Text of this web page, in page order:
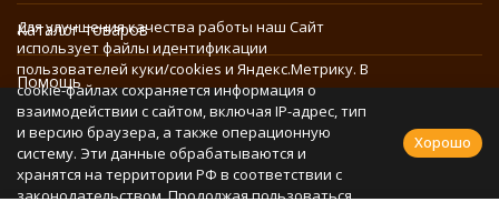
Каталог товаров
Помощь
Информация
Политика персональных данных
Для улучшения качества работы наш Сайт
использует файлы идентификации
пользователей куки/cookies и Яндекс.Метрику. В
cookie-файлах сохраняется информация о
взаимодействии с сайтом, включая IP-адрес, тип
и версию браузера, а также операционную
систему. Эти данные обрабатываются и
хранятся на территории РФ в соответствии с
законодательством. Продолжая пользоваться
Хорошо